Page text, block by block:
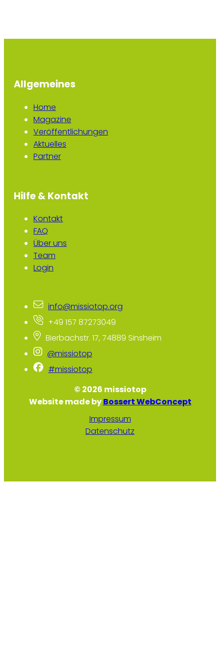
Allgemeines
Home
Magazine
Veröffentlichungen
Aktuelles
Partner
Hilfe & Kontakt
Kontakt
FAQ
Über uns
Team
Login
info@missiotop.org
+49 157 87273049
Bierbachstr. 17, 74889 Sinsheim
@missiotop
#missiotop
© 2026 missiotop
Website made byBossert WebConcept
Impressum
Datenschutz